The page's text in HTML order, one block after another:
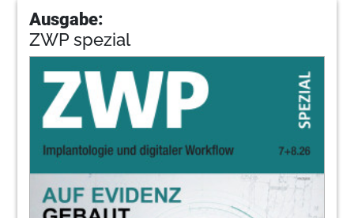
Ausgabe:
ZWP spezial